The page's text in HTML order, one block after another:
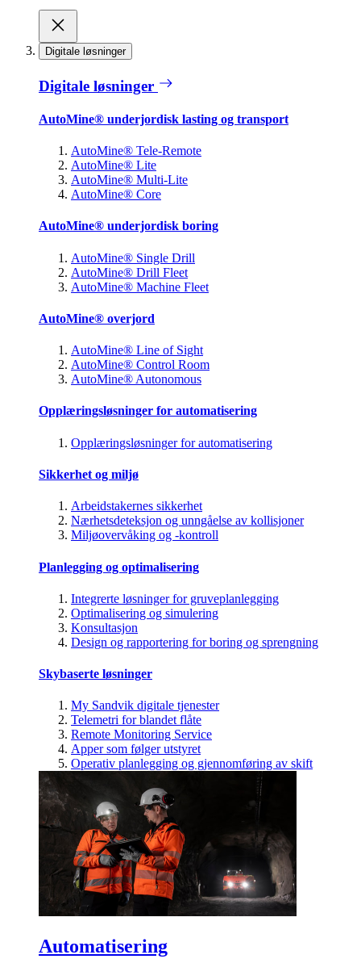
Digitale løsninger
Digitale løsninger
AutoMine® underjordisk lasting og transport
AutoMine® Tele-Remote
AutoMine® Lite
AutoMine® Multi-Lite
AutoMine® Core
AutoMine® underjordisk boring
AutoMine® Single Drill
AutoMine® Drill Fleet
AutoMine® Machine Fleet
AutoMine® overjord
AutoMine® Line of Sight
AutoMine® Control Room
AutoMine® Autonomous
Opplæringsløsninger for automatisering
Opplæringsløsninger for automatisering
Sikkerhet og miljø
Arbeidstakernes sikkerhet
Nærhetsdeteksjon og unngåelse av kollisjoner
Miljøovervåking og -kontroll
Planlegging og optimalisering
Integrerte løsninger for gruveplanlegging
Optimalisering og simulering
Konsultasjon
Design og rapportering for boring og sprengning
Skybaserte løsninger
My Sandvik digitale tjenester
Telemetri for blandet flåte
Remote Monitoring Service
Apper som følger utstyret
Operativ planlegging og gjennomføring av skift
Automatisering